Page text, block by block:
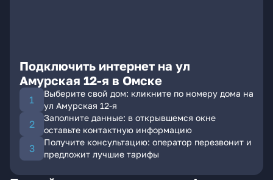
Подключить интернет на ул
Амурская 12-я в Омске
Выберите свой дом: кликните по номеру дома на
ул Амурская 12-я
Заполните данные: в открывшемся окне
оставьте контактную информацию
Получите консультацию: оператор перезвонит и
предложит лучшие тарифы